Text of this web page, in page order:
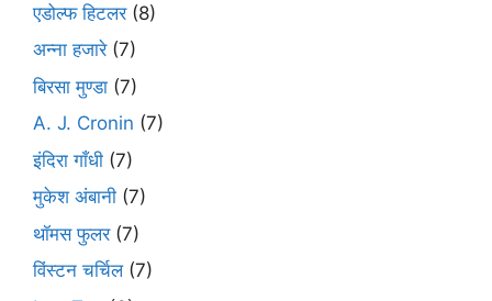
एडोल्फ हिटलर(8)
अन्ना हजारे(7)
बिरसा मुण्डा (7)
A. J. Cronin (7)
इंदिरा गाँधी (7)
मुकेश अंबानी (7)
थॉमस फुलर(7)
विंस्टन चर्चिल(7)